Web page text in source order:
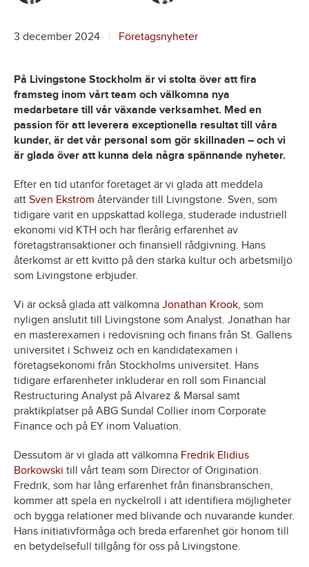
3 december 2024 Företagsnyheter
På Livingstone Stockholm är vi stolta över att fira
framsteg inom vårt team och välkomna nya
medarbetare till vår växande verksamhet. Med en
passion för att leverera exceptionella resultat till våra
kunder, är det vår personal som gör skillnaden – och vi
är glada över att kunna dela några spännande nyheter.
Efter en tid utanför företaget är vi glada att meddela
att Sven Ekström återvänder till Livingstone. Sven, som
tidigare varit en uppskattad kollega, studerade industriell
ekonomi vid KTH och har flerårig erfarenhet av
företagstransaktioner och finansiell rådgivning. Hans
återkomst är ett kvitto på den starka kultur och arbetsmiljö
som Livingstone erbjuder.
Vi är också glada att välkomna Jonathan Krook, som
nyligen anslutit till Livingstone som Analyst. Jonathan har
en masterexamen i redovisning och finans från St. Gallens
universitet i Schweiz och en kandidatexamen i
företagsekonomi från Stockholms universitet. Hans
tidigare erfarenheter inkluderar en roll som Financial
Restructuring Analyst på Alvarez & Marsal samt
praktikplatser på ABG Sundal Collier inom Corporate
Finance och på EY inom Valuation.
Dessutom är vi glada att välkomna Fredrik Elidius
Borkowski till vårt team som Director of Origination.
Fredrik, som har lång erfarenhet från finansbranschen,
kommer att spela en nyckelroll i att identifiera möjligheter
och bygga relationer med blivande och nuvarande kunder.
Hans initiativförmåga och breda erfarenhet gör honom till
en betydelsefull tillgång för oss på Livingstone.